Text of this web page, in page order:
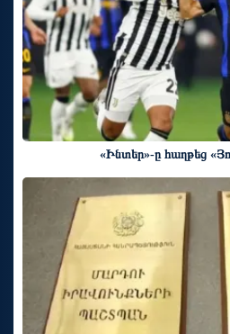
«Ինտեր»-ը հաղթեց